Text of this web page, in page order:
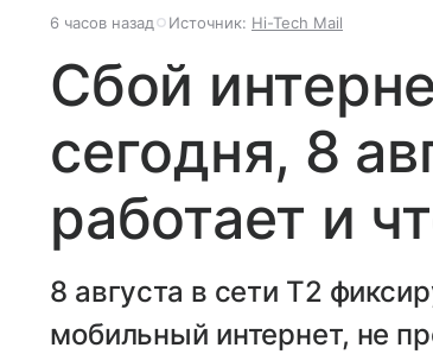
6 часов назад Источник: Hi-Tech Mail
Сбой
сегодня, 8
работает и
8 августа в сети T2
мобильный интернет, не